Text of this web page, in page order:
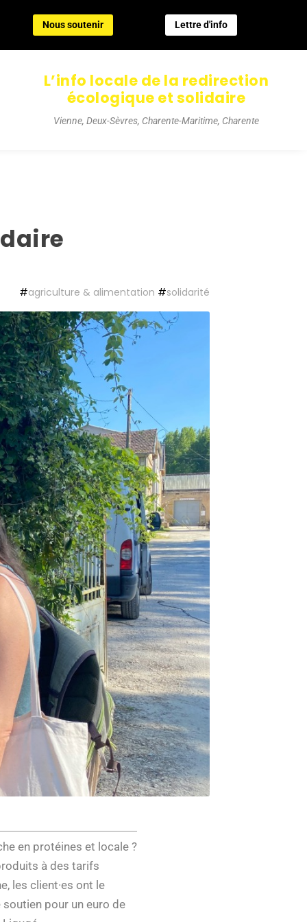
Nous soutenir Lettre d'info
L’info locale de la redirection
écologique et solidaire
Vienne, Deux-Sèvres, Charente-Maritime, Charente
Nous soutenir Lettre d'info
#agriculture & alimentation #solidarité
en protéines et locale ?
à des tarifs
les client·es ont le
pour un euro de